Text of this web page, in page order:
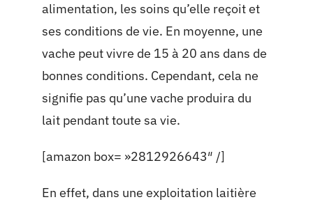
alimentation, les soins qu’elle reçoit et
ses conditions de vie. En moyenne, une
vache peut vivre de 15 à 20 ans dans de
bonnes conditions. Cependant, cela ne
signifie pas qu’une vache produira du
lait pendant toute sa vie.
[amazon box= »2812926643″ /]
En effet, dans une exploitation laitière